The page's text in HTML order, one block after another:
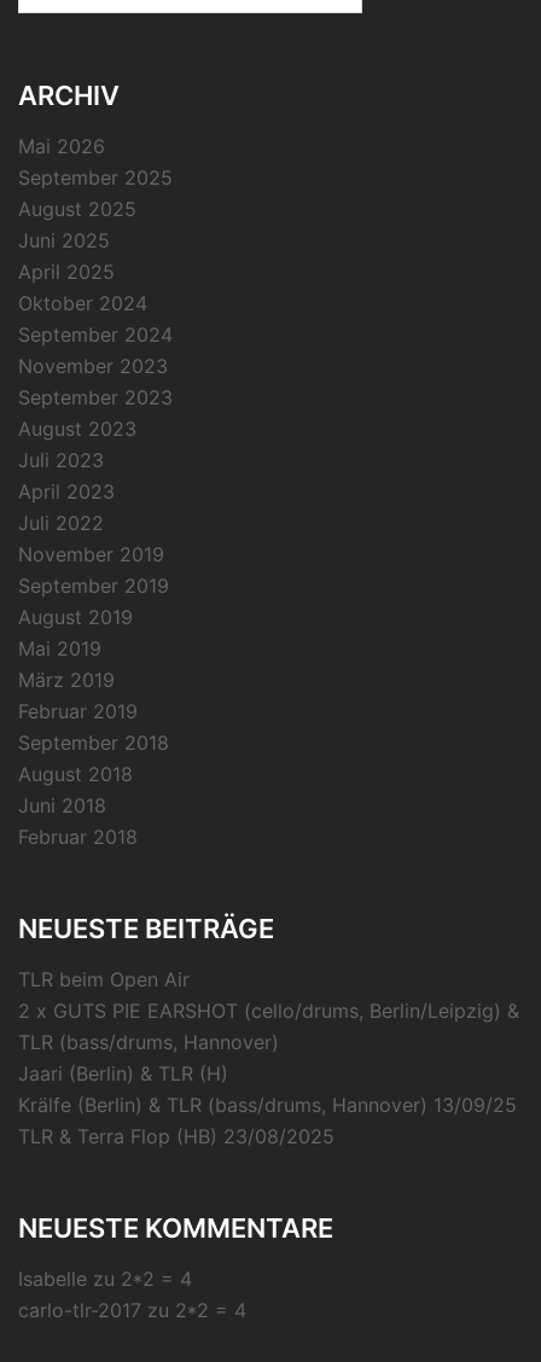
ARCHIV
Mai 2026
September 2025
August 2025
Juni 2025
April 2025
Oktober 2024
September 2024
November 2023
September 2023
August 2023
Juli 2023
April 2023
Juli 2022
November 2019
September 2019
August 2019
Mai 2019
März 2019
Februar 2019
September 2018
August 2018
Juni 2018
Februar 2018
NEUESTE BEITRÄGE
TLR beim Open Air
2 x GUTS PIE EARSHOT (cello/drums, Berlin/Leipzig) &
TLR (bass/drums, Hannover)
Jaari (Berlin) & TLR (H)
Krälfe (Berlin) & TLR (bass/drums, Hannover) 13/09/25
TLR & Terra Flop (HB) 23/08/2025
NEUESTE KOMMENTARE
Isabelle zu 2*2 = 4
carlo-tlr-2017 zu 2*2 = 4